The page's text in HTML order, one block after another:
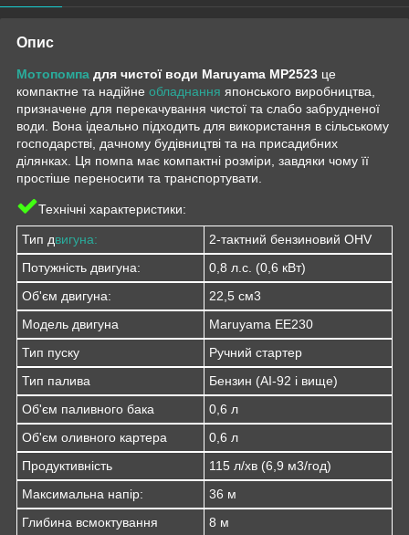
Опис
Мотопомпа для чистої води Maruyama MP2523 це
компактне та надійне обладнання японського виробництва,
призначене для перекачування чистої та слабо забрудненої
води. Вона ідеально підходить для використання в сільському
господарстві, дачному будівництві та на присадибних
ділянках. Ця помпа має компактні розміри, завдяки чому її
простіше переносити та транспортувати.
Технічні характеристики:
Тип двигуна:
2-тактний бензиновий OHV
Потужність двигуна:
0,8 л.с. (0,6 кВт)
Об'єм двигуна:
22,5 см3
Модель двигуна
Maruyama EE230
Тип пуску
Ручний стартер
Тип палива
Бензин (АІ-92 і вище)
Об'єм паливного бака
0,6 л
Об'єм оливного картера
0,6 л
Продуктивність
115 л/хв (6,9 м3/год)
Максимальна напір:
36 м
Глибина всмоктування
8 м